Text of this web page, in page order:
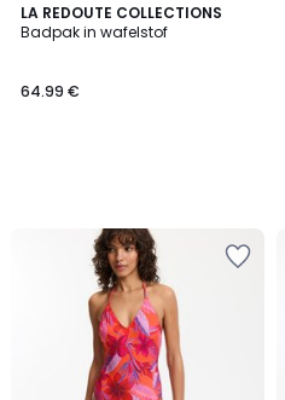
LA REDOUTE COLLECTIONS
Badpak in wafelstof
64.99 €